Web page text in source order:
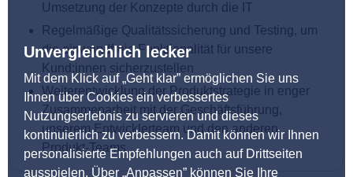
Unvergleichlich lecker
Mit dem Klick auf „Geht klar” ermöglichen Sie uns
Ihnen über Cookies ein verbessertes
Nutzungserlebnis zu servieren und dieses
kontinuierlich zu verbessern. Damit können wir Ihnen
personalisierte Empfehlungen auch auf Drittseiten
ausspielen. Über „Anpassen” können Sie Ihre
Umsetzung der Konzepte durch die IT
Regelmäßige Qualitätssicherung und Testing, um
die einwandfreie Funktionalität für unsere
Kund:innen sicherzustellen
Weiterentwicklung der Produktstrategie in enger
Zusammenarbeit mit der Geschäftsführung,
unserem Entwicklerteam und den anderen
Produkt-Teams